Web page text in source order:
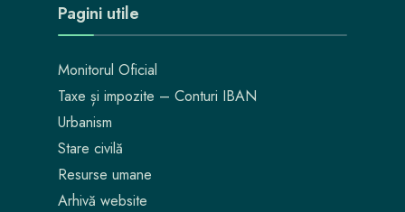
Pagini utile
Monitorul Oficial
Taxe și impozite – Conturi IBAN
Urbanism
Stare civilă
Resurse umane
Arhivă website